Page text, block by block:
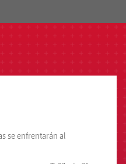
se enfrentarán al